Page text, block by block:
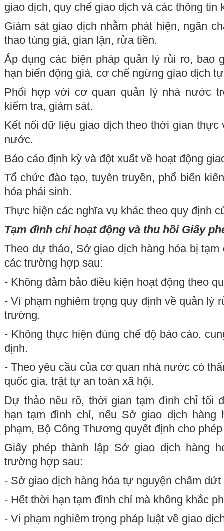
giao dịch, quy chế giao dịch và các thông tin
Giám sát giao dịch nhằm phát hiện, ngăn
thao túng giá, gian lận, rửa tiền.
Áp dụng các biện pháp quản lý rủi ro, bao
hạn biến động giá, cơ chế ngừng giao dịch
Phối hợp với cơ quan quản lý nhà nước
kiểm tra, giám sát.
Kết nối dữ liệu giao dịch theo thời gian thực
nước.
Báo cáo định kỳ và đột xuất về hoạt động
Tổ chức đào tạo, tuyên truyền, phổ biến
hóa phái sinh.
Thực hiện các nghĩa vụ khác theo quy định
Tạm đình chỉ hoạt động và thu hồi Giấy
Theo dự thảo, Sở giao dịch hàng hóa bị tạm
các trường hợp sau:
- Không đảm bảo điều kiện hoạt động theo
- Vi phạm nghiêm trọng quy định về quản lý
trường.
- Không thực hiện đúng chế độ báo cáo,
định.
- Theo yêu cầu của cơ quan nhà nước có
quốc gia, trật tự an toàn xã hội.
Dự thảo nêu rõ, thời gian tạm đình chỉ tối
hạn tạm đình chỉ, nếu Sở giao dịch hàng
phạm, Bộ Công Thương quyết định cho
Giấy phép thành lập Sở giao dịch hàng
trường hợp sau:
- Sở giao dịch hàng hóa tự nguyện chấm dứt
- Hết thời hạn tạm đình chỉ mà không khắc
- Vi phạm nghiêm trọng pháp luật về giao